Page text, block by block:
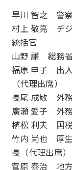
早川 智之 警
村上 敬亮 デ
統括官
山野 謙 総務
福原 申子 出
（代理出席）
長尾 成敏 外務
廣瀬 愛子 外務
植松 利夫 国
竹内 尚也 厚
長（代理出席）
菅原 泰治 地